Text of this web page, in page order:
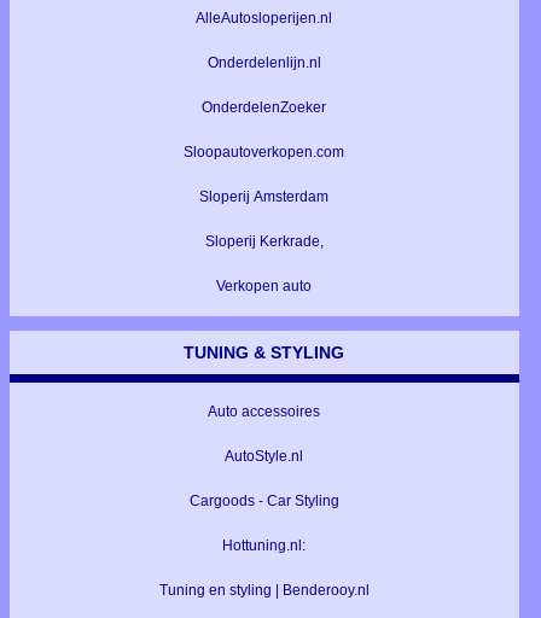
AlleAutosloperijen.nl
Onderdelenlijn.nl
OnderdelenZoeker
Sloopautoverkopen.com
Sloperij Amsterdam
Sloperij Kerkrade,
Verkopen auto
TUNING & STYLING
Auto accessoires
AutoStyle.nl
Cargoods - Car Styling
Hottuning.nl:
Tuning en styling | Benderooy.nl